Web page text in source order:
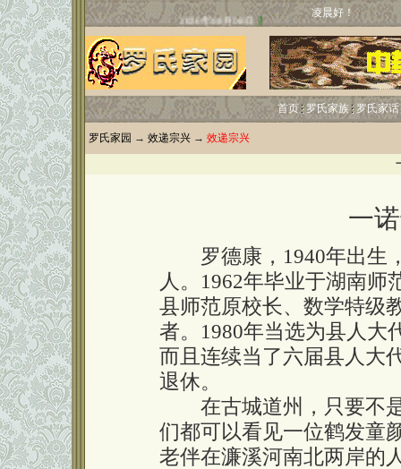
凌晨好！
首页 罗氏家族 罗氏家话
罗氏家园 → 效递宗兴 → 效递宗兴
一
罗德康，1940年出生
人。1962年毕业于湖南师
县师范原校长、数学特级
者。1980年当选为县人大
而且连续当了六届县人大
退休。
在古城道州，只要不
们都可以看见一位鹤发童
老伴在濂溪河南北两岸的